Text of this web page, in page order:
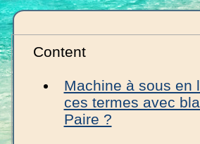
Content
Machine à sous en
ces termes avec
Paire ?